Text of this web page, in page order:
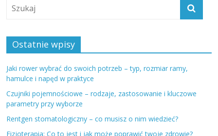
Ostatnie wpisy
Jaki rower wybrać do swoich potrzeb – typ, rozmiar ramy,
hamulce i napęd w praktyce
Czujniki pojemnościowe – rodzaje, zastosowanie i kluczowe
parametry przy wyborze
Rentgen stomatologiczny – co musisz o nim wiedzieć?
Fizjoterapia: Co to jest i jak może poprawić twoje zdrowie?